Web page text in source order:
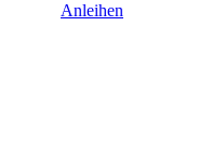
Anleihen